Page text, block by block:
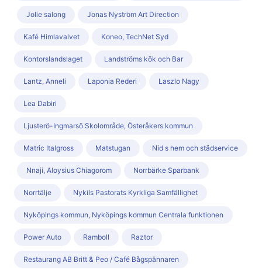
Jolie salong Jonas Nyström Art Direction
Kafé Himlavalvet Koneo, TechNet Syd
Kontorslandslaget Landströms kök och Bar
Lantz, Anneli Laponia Rederi Laszlo Nagy
Lea Dabiri
Ljusterö-Ingmarsö Skolområde, Österåkers kommun
Matric Italgross Matstugan Nid s hem och städservice
Nnaji, Aloysius Chiagorom Norrbärke Sparbank
Norrtälje Nykils Pastorats Kyrkliga Samfällighet
Nyköpings kommun, Nyköpings kommun Centrala funktionen
Power Auto Ramboll Raztor
Restaurang AB Britt & Peo / Café Bågspännaren